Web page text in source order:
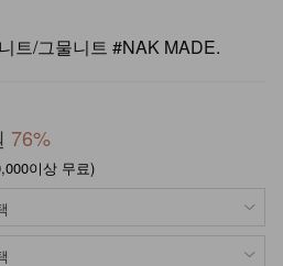
트/그물니트 #NAK MADE.
76%
이상 무료)